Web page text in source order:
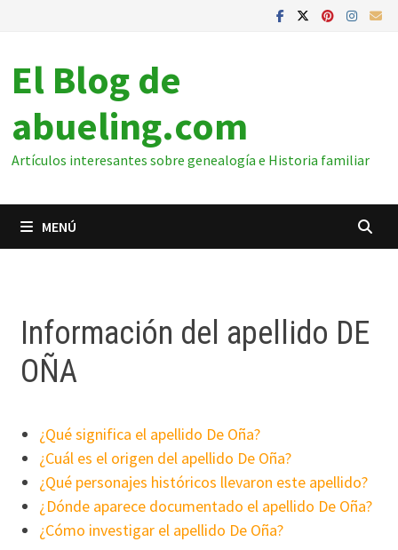
El Blog de
abueling.com
Artículos interesantes sobre genealogía e Historia familiar
MENÚ
Información del apellido DE
OÑA
¿Qué significa el apellido De Oña?
¿Cuál es el origen del apellido De Oña?
¿Qué personajes históricos llevaron este apellido?
¿Dónde aparece documentado el apellido De Oña?
¿Cómo investigar el apellido De Oña?